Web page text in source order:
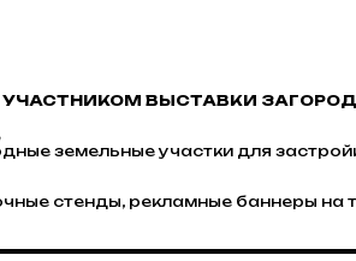
ВЫСТАВКИ
земельные участки для
стенды, рекламные баннеры на